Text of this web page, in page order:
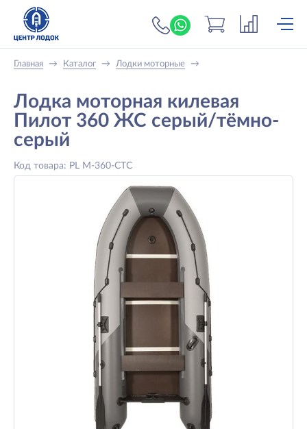
+7 (919) 698-56-
Главная → Каталог → Лодки моторные →
Лодка моторная килевая
Пилот 360 ЖС серый/тёмно-
серый
Код товара: PL M-360-СТС